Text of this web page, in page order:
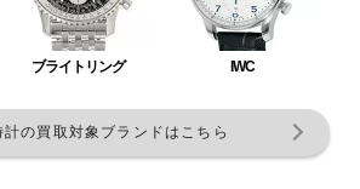
ブライトリング IWC
計の買取対象ブランドはこちら